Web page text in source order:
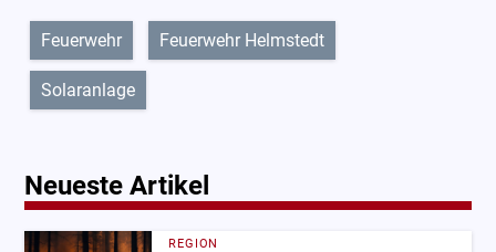
Feuerwehr Feuerwehr Helmstedt
Solaranlage
Neueste Artikel
REGION